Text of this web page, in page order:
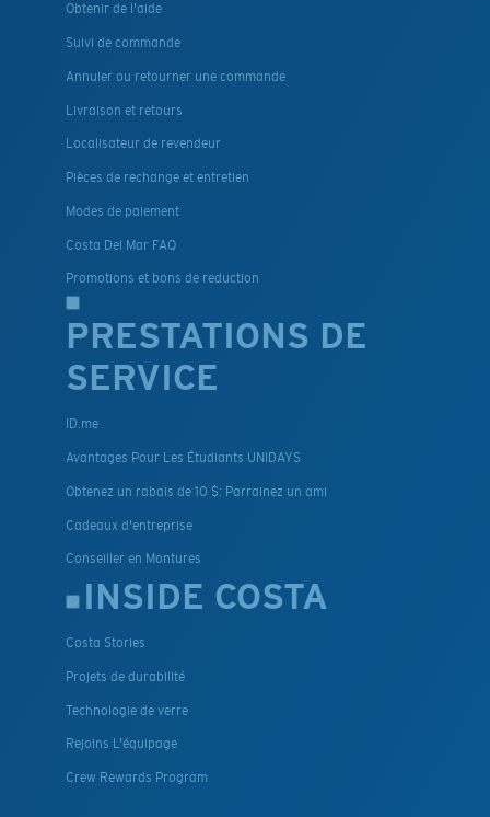
Obtenir de l'aide
Suivi de commande
Annuler ou retourner une commande
Livraison et retours
Localisateur de revendeur
Pièces de rechange et entretien
Modes de paiement
Costa Del Mar FAQ
Promotions et bons de reduction
PRESTATIONS DE
SERVICE
ID.me
Avantages Pour Les Étudiants UNIDAYS
Obtenez un rabais de 10 $: Parrainez un ami
Cadeaux d'entreprise
Conseiller en Montures
INSIDE COSTA
Costa Stories
Projets de durabilité
Technologie de verre
Rejoins L'équipage
Crew Rewards Program